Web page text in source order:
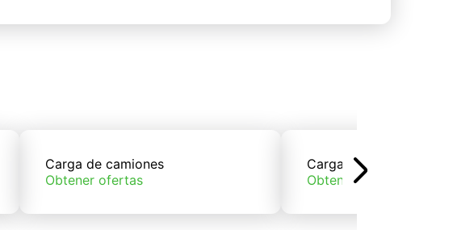
Carga de camiones
Obtener ofertas
Carga de trenes
Obtener ofertas